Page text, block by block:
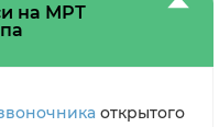
на МРТ
открытого